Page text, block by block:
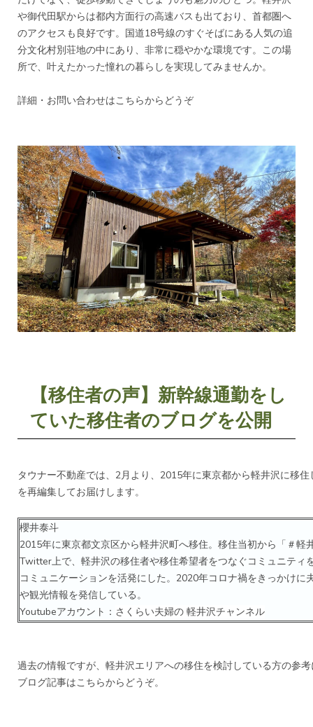
や御代田駅からは都内方面行の高速バスも出ており、首都圏へ
のアクセスも良好です。国道18号線のすぐそばにある人気の追
分文化村別荘地の中にあり、非常に穏やかな環境です。この場
所で、叶えたかった憧れの暮らしを実現してみませんか。
詳細・お問い合わせはこちらからどうぞ
【移住者の声】新幹線通勤をし
ていた移住者のブログを公開
タウナー不動産では、2月より、2015年に東京都から軽井沢に移
を再編集してお届けします。
櫻井泰斗
2015年に東京都文京区から軽井沢町へ移住。移住当初から「＃
Twitter上で、軽井沢の移住者や移住希望者をつなぐコミュニティ
コミュニケーションを活発にした。2020年コロナ禍をきっかけ
や観光情報を発信している。
Youtubeアカウント： さくらい夫婦の 軽井沢チャンネル
過去の情報ですが、軽井沢エリアへの移住を検討している方の参
ブログ記事はこちらからどうぞ。